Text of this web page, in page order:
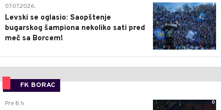
1
07.07.2026.
Levski se oglasio: Saopštenje
bugarskog šampiona nekoliko sati pred
meč sa Borcem!
FK BORAC
0
Pre 8 h